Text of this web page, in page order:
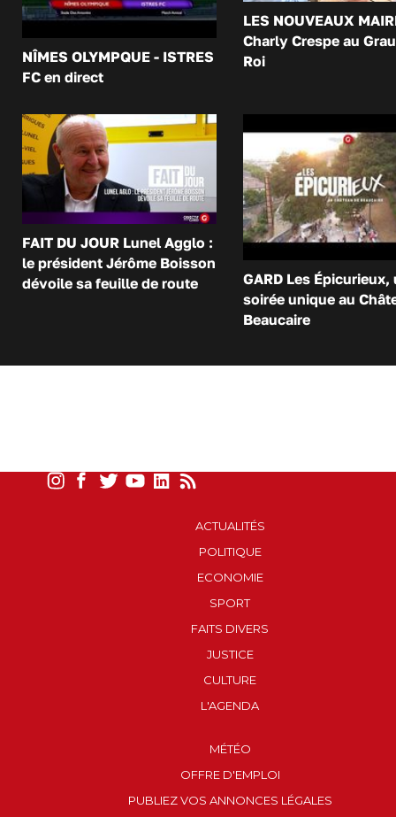
NÎMES OLYMPQUE - ISTRES
FC en direct
LES NOUVEAUX
Charly Crespe au
Roi
FAIT DU JOUR Lunel Agglo :
le président Jérôme Boisson
dévoile sa feuille de route
GARD Les Épicurieux,
soirée unique au
Beaucaire
ACTUALITÉS
POLITIQUE
ECONOMIE
SPORT
FAITS DIVERS
JUSTICE
CULTURE
L'AGENDA
MÉTÉO
OFFRE D'EMPLOI
PUBLIEZ VOS ANNONCES LÉGALES